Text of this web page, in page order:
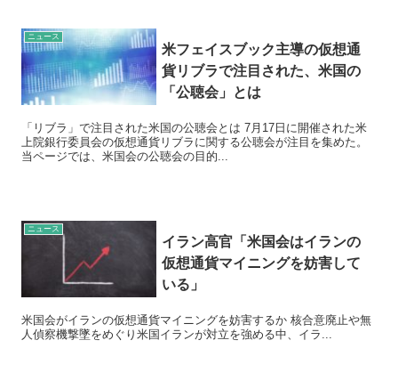
ニュース
米フェイスブック主導の仮想通
貨リブラで注目された、米国の
「公聴会」とは
「リブラ」で注目された米国の公聴会とは 7月17日に開催された米
上院銀行委員会の仮想通貨リブラに関する公聴会が注目を集めた。
当ページでは、米国会の公聴会の目的...
ニュース
イラン高官「米国会はイランの
仮想通貨マイニングを妨害して
いる」
米国会がイランの仮想通貨マイニングを妨害するか 核合意廃止や無
人偵察機撃墜をめぐり米国イランが対立を強める中、イラ...